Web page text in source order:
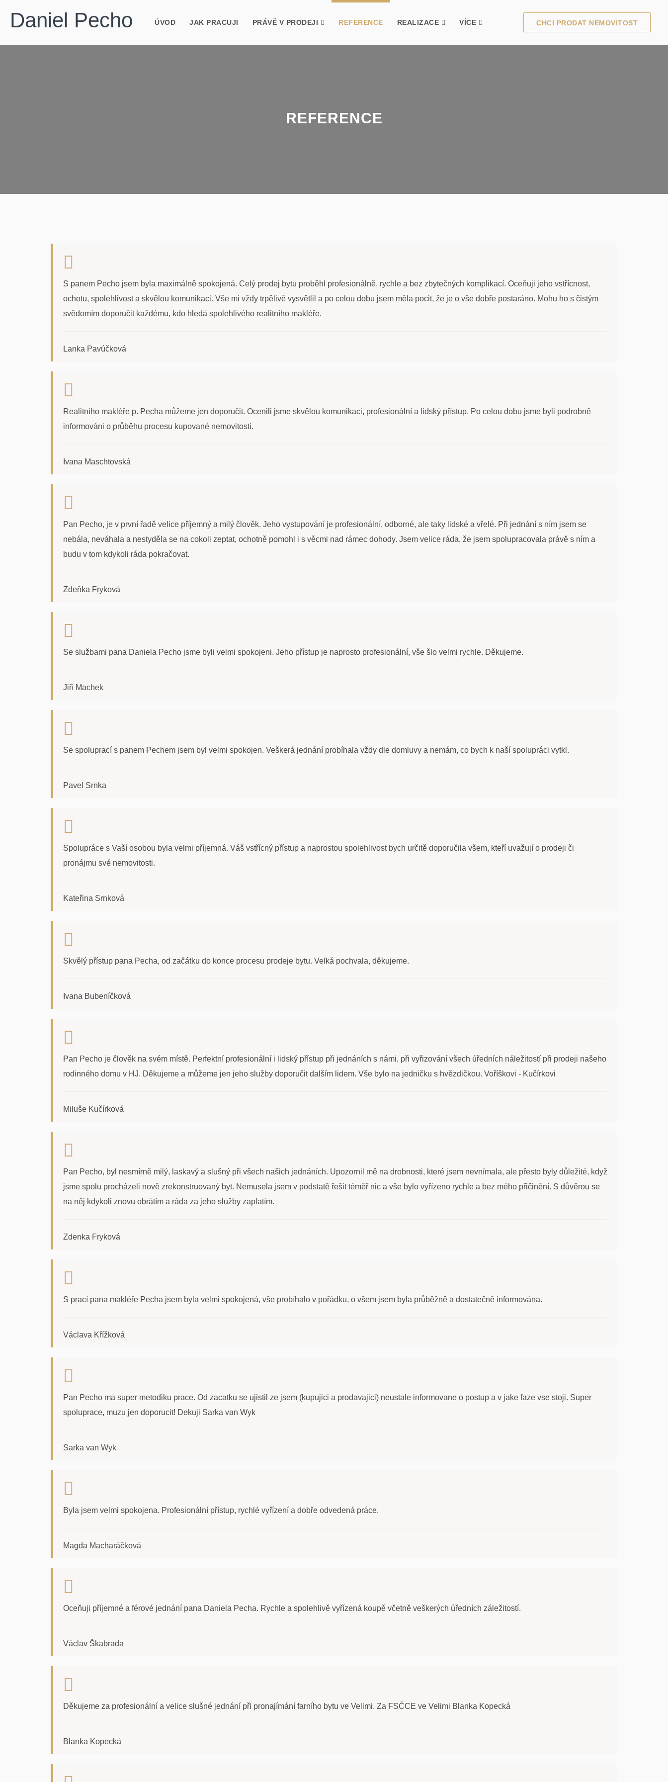
Daniel Pecho ÚVOD JAK PRACUJI PRÁVĚ V PRODEJI REFERENCE REALIZACE VÍCE CHCI PRODAT NEMOVITOST
REFERENCE
S panem Pecho jsem byla maximálně spokojená. Celý prodej bytu proběhl profesionálně, rychle a bez zbytečných komplikací. Oceňuji jeho vstřícnost,
ochotu, spolehlivost a skvělou komunikaci. Vše mi vždy trpělivě vysvětlil a po celou dobu jsem měla pocit, že je o vše dobře postaráno. Mohu ho s čistým
svědomím doporučit každému, kdo hledá spolehlivého realitního makléře.
Lanka Pavúčková
Realitního makléře p. Pecha můžeme jen doporučit. Ocenili jsme skvělou komunikaci, profesionální a lidský přístup. Po celou dobu jsme byli podrobně
informováni o průběhu procesu kupované nemovitosti.
Ivana Maschtovská
Pan Pecho, je v první řadě velice příjemný a milý člověk. Jeho vystupování je profesionální, odborné, ale taky lidské a vřelé. Při jednání s ním jsem se
nebála, neváhala a nestyděla se na cokoli zeptat, ochotně pomohl i s věcmi nad rámec dohody. Jsem velice ráda, že jsem spolupracovala právě s ním a
budu v tom kdykoli ráda pokračovat.
Zdeňka Fryková
Se službami pana Daniela Pecho jsme byli velmi spokojeni. Jeho přístup je naprosto profesionální, vše šlo velmi rychle. Děkujeme.
Jiří Machek
Se spoluprací s panem Pechem jsem byl velmi spokojen. Veškerá jednání probíhala vždy dle domluvy a nemám, co bych k naší spolupráci vytkl.
Pavel Srnka
Spolupráce s Vaší osobou byla velmi příjemná. Váš vstřícný přístup a naprostou spolehlivost bych určitě doporučila všem, kteří uvažují o prodeji či
pronájmu své nemovitosti.
Kateřina Srnková
Skvělý přístup pana Pecha, od začátku do konce procesu prodeje bytu. Velká pochvala, děkujeme.
Ivana Bubeníčková
Pan Pecho je člověk na svém místě. Perfektní profesionální i lidský přístup při jednáních s námi, při vyřizování všech úředních náležitostí při prodeji našeho
rodinného domu v HJ. Děkujeme a můžeme jen jeho služby doporučit dalším lidem. Vše bylo na jedničku s hvězdičkou. Voříškovi - Kučírkovi
Miluše Kučírková
Pan Pecho, byl nesmírně milý, laskavý a slušný při všech našich jednáních. Upozornil mě na drobnosti, které jsem nevnímala, ale přesto byly důležité, když
jsme spolu procházeli nově zrekonstruovaný byt. Nemusela jsem v podstatě řešit téměř nic a vše bylo vyřízeno rychle a bez mého přičinění. S důvěrou se
na něj kdykoli znovu obrátím a ráda za jeho služby zaplatím.
Zdenka Fryková
S prací pana makléře Pecha jsem byla velmi spokojená, vše probíhalo v pořádku, o všem jsem byla průběžně a dostatečně informována.
Václava Křížková
Pan Pecho ma super metodiku prace. Od zacatku se ujistil ze jsem (kupujici a prodavajici) neustale informovane o postup a v jake faze vse stoji. Super
spoluprace, muzu jen doporucit! Dekuji Sarka van Wyk
Sarka van Wyk
Byla jsem velmi spokojena. Profesionální přístup, rychlé vyřízení a dobře odvedená práce.
Magda Macharáčková
Oceňuji příjemné a férové jednání pana Daniela Pecha. Rychle a spolehlivě vyřízená koupě včetně veškerých úředních záležitostí.
Václav Škabrada
Děkujeme za profesionální a velice slušné jednání při pronajímání farního bytu ve Velimi. Za FSČCE ve Velimi Blanka Kopecká
Blanka Kopecká